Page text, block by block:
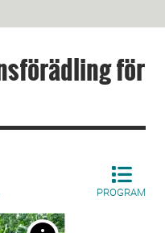
för
PROGRAM